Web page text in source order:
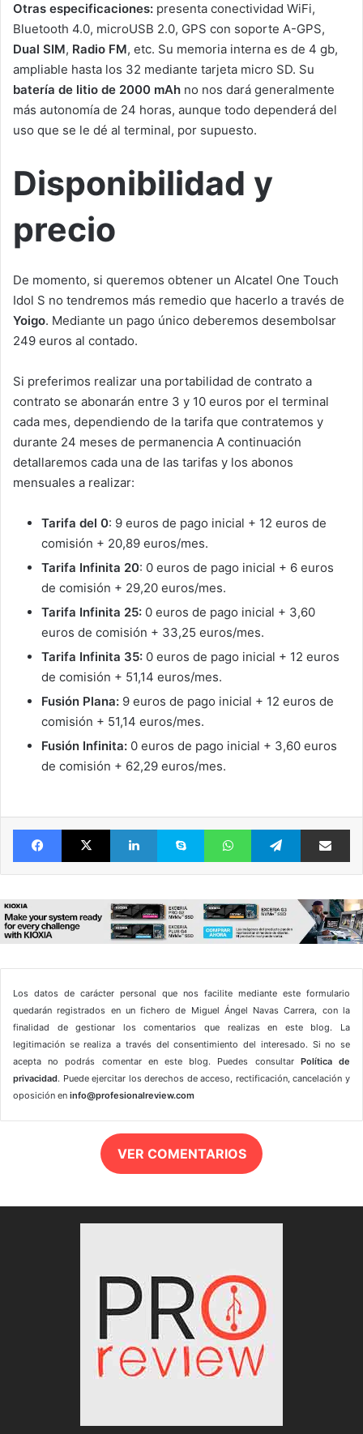
Otras especificaciones: presenta conectividad WiFi,
Bluetooth 4.0, microUSB 2.0, GPS con soporte A-GPS,
Dual SIM, Radio FM, etc. Su memoria interna es de 4 gb,
ampliable hasta los 32 mediante tarjeta micro SD. Su
batería de litio de 2000 mAh no nos dará generalmente
más autonomía de 24 horas, aunque todo dependerá del
uso que se le dé al terminal, por supuesto.
Disponibilidad y
precio
De momento, si queremos obtener un Alcatel One Touch
Idol S no tendremos más remedio que hacerlo a través de
Yoigo. Mediante un pago único deberemos desembolsar
249 euros al contado.
Si preferimos realizar una portabilidad de contrato a
contrato se abonarán entre 3 y 10 euros por el terminal
cada mes, dependiendo de la tarifa que contratemos y
durante 24 meses de permanencia A continuación
detallaremos cada una de las tarifas y los abonos
mensuales a realizar:
Tarifa del 0: 9 euros de pago inicial + 12 euros de
comisión + 20,89 euros/mes.
Tarifa Infinita 20: 0 euros de pago inicial + 6 euros
de comisión + 29,20 euros/mes.
Tarifa Infinita 25: 0 euros de pago inicial + 3,60
euros de comisión + 33,25 euros/mes.
Tarifa Infinita 35: 0 euros de pago inicial + 12 euros
de comisión + 51,14 euros/mes.
Fusión Plana: 9 euros de pago inicial + 12 euros de
comisión + 51,14 euros/mes.
Fusión Infinita: 0 euros de pago inicial + 3,60 euros
de comisión + 62,29 euros/mes.
FacebookX LinkedIn Skype WhatsAppTelegram
Los datos de carácter personal que nos facilite mediante este formulario
quedarán registrados en un fichero de Miguel Ángel Navas Carrera, con la
finalidad de gestionar los comentarios que realizas en este blog. La
legitimación se realiza a través del consentimiento del interesado. Si no se
acepta no podrás comentar en este blog. Puedes consultar Política de
privacidad. Puede ejercitar los derechos de acceso, rectificación, cancelación y
oposición en info@profesionalreview.com
VER COMENTARIOS